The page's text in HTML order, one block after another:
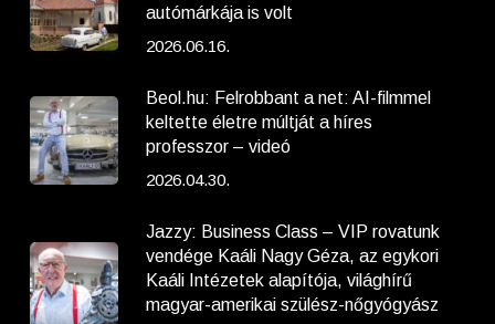
autómárkája is volt
2026.06.16.
Beol.hu: Felrobbant a net: AI-filmmel
keltette életre múltját a híres
professzor – videó
2026.04.30.
Jazzy: Business Class – VIP rovatunk
vendége Kaáli Nagy Géza, az egykori
Kaáli Intézetek alapítója, világhírű
magyar-amerikai szülész-nőgyógyász